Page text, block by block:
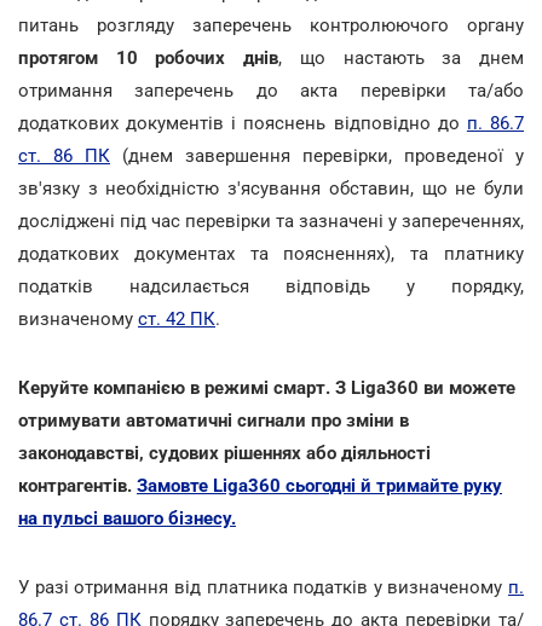
питань розгляду заперечень контролюючого органу
протягом 10 робочих днів, що настають за днем
отримання заперечень до акта перевірки та/або
додаткових документів і пояснень відповідно до п. 86.7
ст. 86 ПК (днем завершення перевірки, проведеної у
зв'язку з необхідністю з'ясування обставин, що не були
досліджені під час перевірки та зазначені у запереченнях,
додаткових документах та поясненнях), та платнику
податків надсилається відповідь у порядку,
визначеному ст. 42 ПК.
Керуйте компанією в режимі смарт. З Liga360 ви можете
отримувати автоматичні сигнали про зміни в
законодавстві, судових рішеннях або діяльності
контрагентів. Замовте Liga360 сьогодні й тримайте руку
на пульсі вашого бізнесу.
У разі отримання від платника податків у визначеному п.
86.7 ст. 86 ПКпорядку заперечень до акта перевірки та/